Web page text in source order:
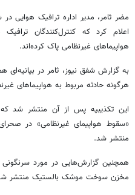
مضر ثامر، مدیر اداره ترافیک هوایی
اعلام کرد که کنترل‌کنندگان
هواپیماهای غیرنظامی پاک کرده‌اند.
به گزارش شفق نیوز، ثامر در
هرگونه حادثه مربوط به هواپیماهای
این تکذیبیه پس از آن منتشر شد که
منتشر شد.
همچنین گزارش‌هایی در مورد
مخزن سوخت موشک بالستیک منتشر